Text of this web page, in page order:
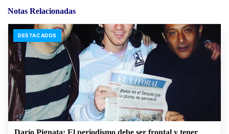
Notas Relacionadas
DESTACADOS
Darío Pignata: El periodismo debe ser frontal y tener